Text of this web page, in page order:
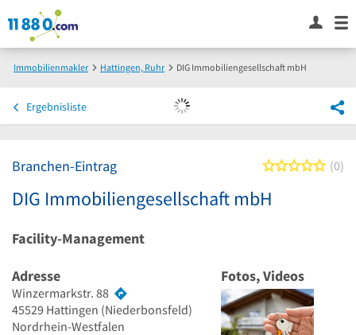
Immobilienmakler Hattingen, Ruhr DIG Immobiliengesellschaft mbH
Ergebnisliste
Branchen-Eintrag 00
DIG Immobiliengesellschaft mbH
Facility-Management
Adresse
Winzermarkstr. 88
45529 Hattingen (Niederbonsfeld)
Nordrhein-Westfalen
Fotos, Videos